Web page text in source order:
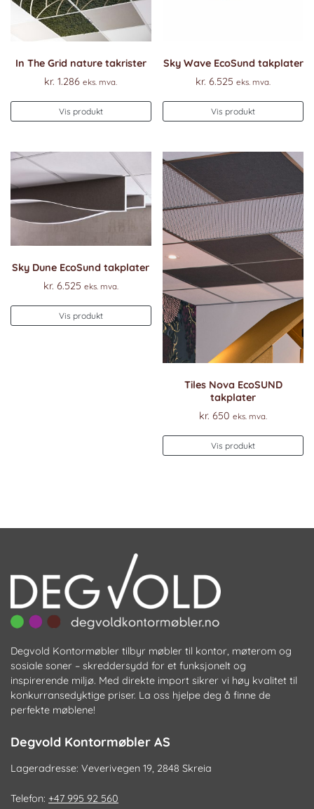
In The Grid nature takrister
kr. 1.286 eks. mva.
Vis produkt
Sky Wave EcoSund takplater
kr. 6.525 eks. mva.
Vis produkt
Sky Dune EcoSund takplater
kr. 6.525 eks. mva.
Vis produkt
Tiles Nova EcoSUND
takplater
kr. 650 eks. mva.
Vis produkt
Degvold Kontormøbler tilbyr møbler til kontor, møterom og
sosiale soner – skreddersydd for et funksjonelt og
inspirerende miljø. Med direkte import sikrer vi høy kvalitet til
konkurransedyktige priser. La oss hjelpe deg å finne de
perfekte møblene!
Degvold Kontormøbler AS
Lageradresse: Veverivegen 19, 2848 Skreia
Telefon: +47 995 92 560